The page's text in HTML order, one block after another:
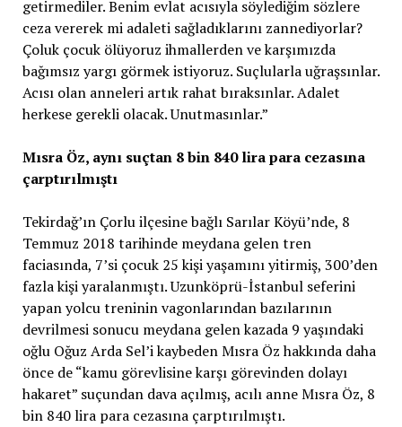
getirmediler. Benim evlat acısıyla söylediğim sözlere
ceza vererek mi adaleti sağladıklarını zannediyorlar?
Çoluk çocuk ölüyoruz ihmallerden ve karşımızda
bağımsız yargı görmek istiyoruz. Suçlularla uğraşsınlar.
Acısı olan anneleri artık rahat bıraksınlar. Adalet
herkese gerekli olacak. Unutmasınlar.”
Mısra Öz, aynı suçtan 8 bin 840 lira para cezasına
çarptırılmıştı
Tekirdağ’ın Çorlu ilçesine bağlı Sarılar Köyü’nde, 8
Temmuz 2018 tarihinde meydana gelen tren
faciasında, 7’si çocuk 25 kişi yaşamını yitirmiş, 300’den
fazla kişi yaralanmıştı. Uzunköprü-İstanbul seferini
yapan yolcu treninin vagonlarından bazılarının
devrilmesi sonucu meydana gelen kazada 9 yaşındaki
oğlu Oğuz Arda Sel’i kaybeden Mısra Öz hakkında daha
önce de “kamu görevlisine karşı görevinden dolayı
hakaret” suçundan dava açılmış, acılı anne Mısra Öz, 8
bin 840 lira para cezasına çarptırılmıştı.